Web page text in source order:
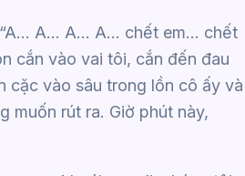
“A… A… A… A… chết em… chết
cắn vào vai tôi, cắn đến đau
cặc vào sâu trong lồn cô ấy và
muốn rút ra. Giờ phút này,